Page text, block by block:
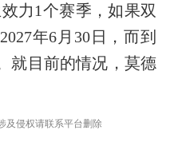
力1个赛季，如果双
年6月30日，而到
就目前的情况，莫德
及侵权请联系平台删除